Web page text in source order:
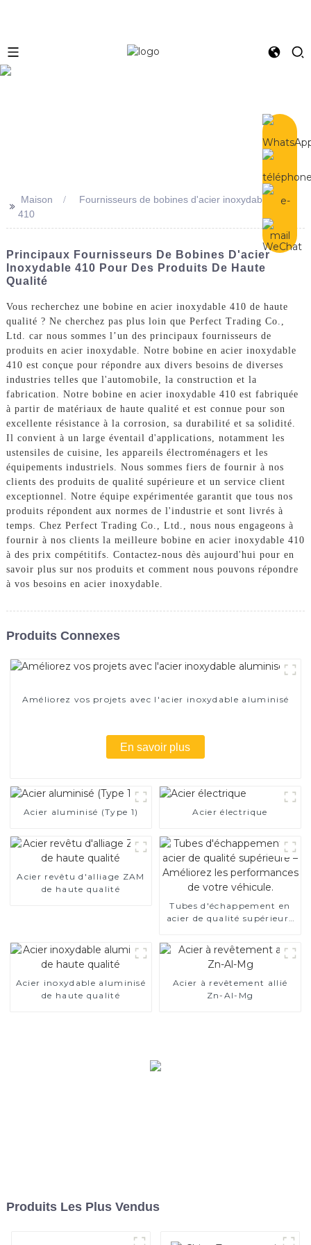
>> Maison
Fournisseurs de bobines d'acier inoxydable
410
Principaux Fournisseurs De Bobines D'acier
Inoxydable 410 Pour Des Produits De Haute
Qualité
Vous recherchez une bobine en acier inoxydable 410 de haute
qualité ? Ne cherchez pas plus loin que Perfect Trading Co.,
Ltd. car nous sommes l’un des principaux fournisseurs de
produits en acier inoxydable. Notre bobine en acier inoxydable
410 est conçue pour répondre aux divers besoins de diverses
industries telles que l'automobile, la construction et la
fabrication. Notre bobine en acier inoxydable 410 est fabriquée
à partir de matériaux de haute qualité et est connue pour son
excellente résistance à la corrosion, sa durabilité et sa solidité.
Il convient à un large éventail d'applications, notamment les
ustensiles de cuisine, les appareils électroménagers et les
équipements industriels. Nous sommes fiers de fournir à nos
clients des produits de qualité supérieure et un service client
exceptionnel. Notre équipe expérimentée garantit que tous nos
produits répondent aux normes de l'industrie et sont livrés à
temps. Chez Perfect Trading Co., Ltd., nous nous engageons à
fournir à nos clients la meilleure bobine en acier inoxydable 410
à des prix compétitifs. Contactez-nous dès aujourd'hui pour en
savoir plus sur nos produits et comment nous pouvons répondre
à vos besoins en acier inoxydable.
Produits Connexes
Améliorez vos projets avec l'acier inoxydable aluminisé
En savoir plus
Acier aluminisé (Type 1) Acier électrique
Acier revêtu d'alliage ZAM
de haute qualité
Tubes d'échappement en
acier de qualité supérieure
véhicule.
Acier inoxydable aluminisé
de haute qualité
Acier à revêtement allié
Zn-Al-Mg
Produits Les Plus Vendus